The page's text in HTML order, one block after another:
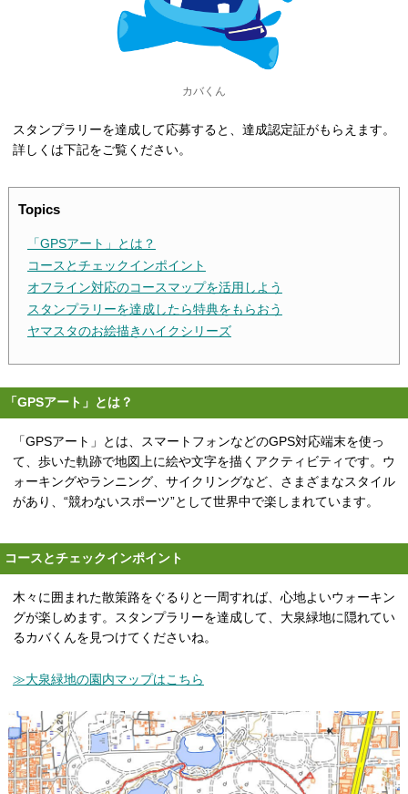
カバくん
スタンプラリーを達成して応募すると、達成認定証がもらえます。
詳しくは下記をご覧ください。
Topics
「GPSアート」とは？
コースとチェックインポイント
オフライン対応のコースマップを活用しよう
スタンプラリーを達成したら特典をもらおう
ヤマスタのお絵描きハイクシリーズ
「GPSアート」とは？
「GPSアート」とは、スマートフォンなどのGPS対応端末を使っ
て、歩いた軌跡で地図上に絵や文字を描くアクティビティです。ウ
ォーキングやランニング、サイクリングなど、さまざまなスタイル
があり、“競わないスポーツ”として世界中で楽しまれています。
コースとチェックインポイント
木々に囲まれた散策路をぐるりと一周すれば、心地よいウォーキン
グが楽しめます。スタンプラリーを達成して、大泉緑地に隠れてい
るカバくんを見つけてくださいね。
≫大泉緑地の園内マップはこちら